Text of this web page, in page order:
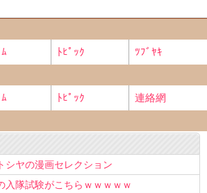
ﾄﾋﾟｯｸ
ﾂﾌﾞﾔｷ
ﾄﾋﾟｯｸ
連絡網
シヤの漫画セレクション
入隊試験がこちらｗｗｗｗｗ